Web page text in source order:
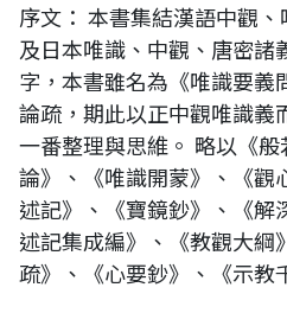
序文： 本書集結漢語中觀
及日本唯識、中觀、唐密諸
字，本書雖名為《唯識要義
論疏，期此以正中觀唯識義
一番整理與思維。 略以《
論》、《唯識開蒙》、《觀
述記》、《寶鏡鈔》、《解
述記集成編》、《教觀大綱
疏》、《心要鈔》、《示教